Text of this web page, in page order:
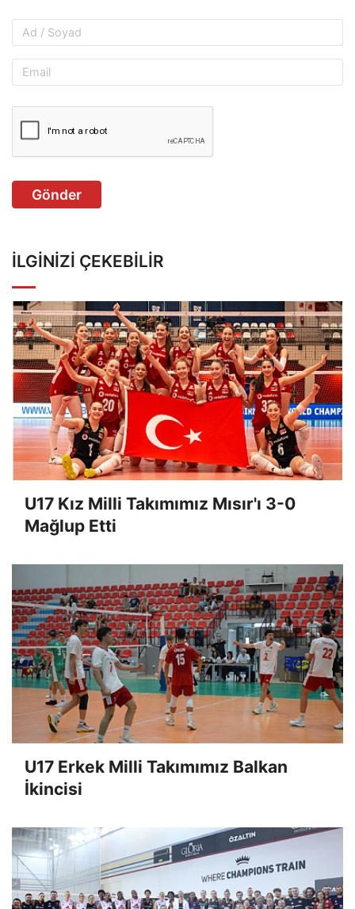
Gönder
İLGINIZI ÇEKEBILIR
U17 Kız Milli Takımımız Mısır'ı 3-0
Mağlup Etti
U17 Erkek Milli Takımımız Balkan
İkincisi